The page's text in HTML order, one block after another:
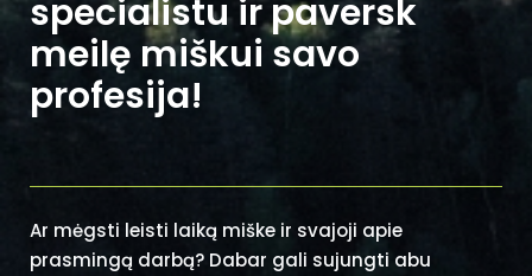
specialistu ir paversk
meilę miškui savo
profesija!
Ar mėgsti leisti laiką miške ir svajoji apie
prasmingą darbą? Dabar gali sujungti abu